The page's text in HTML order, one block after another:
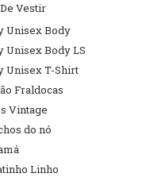
Vestir
Unisex Body
Unisex Body LS
Unisex T-Shirt
Fraldocas
Vintage
do nó
Linho